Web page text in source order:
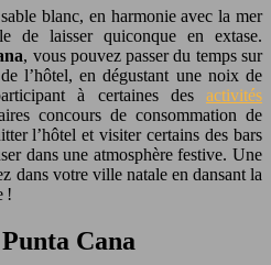
blanc, en harmonie avec la mer
de laisser quiconque en extase.
, vous pouvez passer du temps sur
l’hôtel, en dégustant une noix de
à certaines des activités
concours de consommation de
l’hôtel et visiter certains des bars
dans une atmosphère festive. Une
dans votre ville natale en dansant la
!
Cana